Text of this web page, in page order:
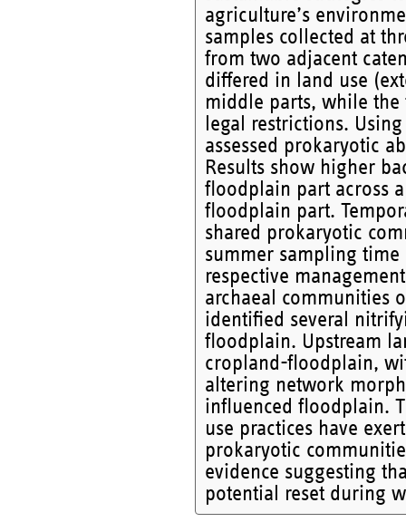
agriculture’s
samples collected at
from two adjacent
differed in land use
middle parts, while the
legal restrictions.
assessed prokaryotic
Results show higher
floodplain part across
floodplain part.
shared prokaryotic
summer sampling
respective
archaeal communities
identified several
floodplain. Upstream
cropland-floodplain,
altering network
influenced floodplain.
use practices have
prokaryotic
evidence suggesting
potential reset during